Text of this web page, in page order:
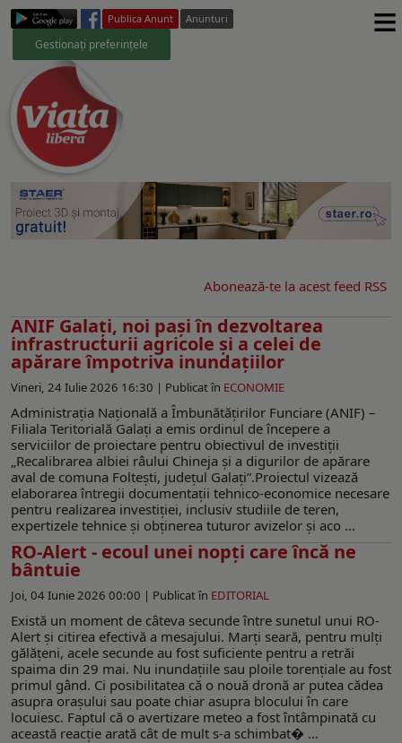
Publica Anunt Anunturi
Gestionați preferințele ≡
Abonează-te la acest feed RSS
ANIF Galați, noi pași în dezvoltarea
infrastructurii agricole și a celei de
apărare împotriva inundațiilor
Vineri, 24 Iulie 2026 16:30 | Publicat în ECONOMIE
Administrația Națională a Îmbunătățirilor Funciare (ANIF) –
Filiala Teritorială Galați a emis ordinul de începere a
serviciilor de proiectare pentru obiectivul de investiții
„Recalibrarea albiei râului Chineja și a digurilor de apărare
aval de comuna Foltești, județul Galați”.Proiectul vizează
elaborarea întregii documentații tehnico-economice necesare
pentru realizarea investiției, inclusiv studiile de teren,
expertizele tehnice și obținerea tuturor avizelor și aco ...
RO-Alert - ecoul unei nopți care încă ne
bântuie
Joi, 04 Iunie 2026 00:00 | Publicat în EDITORIAL
Există un moment de câteva secunde între sunetul unui RO-
Alert și citirea efectivă a mesajului. Marți seară, pentru mulți
gălățeni, acele secunde au fost suficiente pentru a retrăi
spaima din 29 mai. Nu inundațiile sau ploile torențiale au fost
primul gând. Ci posibilitatea că o nouă dronă ar putea cădea
asupra orașului sau poate chiar asupra blocului în care
locuiesc. Faptul că o avertizare meteo a fost întâmpinată cu
această reacție arată cât de mult s-a schimbat� ...